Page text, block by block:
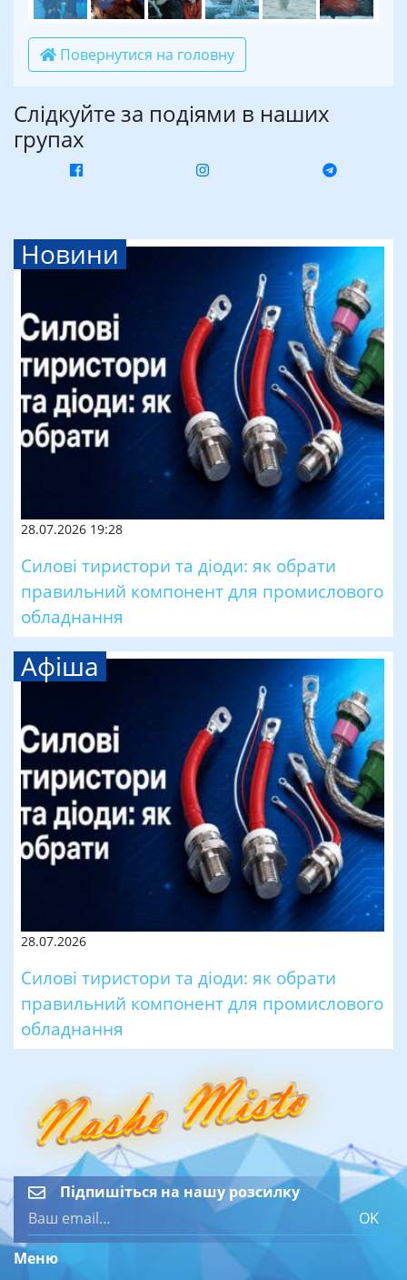
Повернутися на головну
Слідкуйте за подіями в наших
групах
Новини
28.07.2026 19:28
Силові тиристори та діоди: як обрати
правильний компонент для промислового
обладнання
Афіша
28.07.2026
Силові тиристори та діоди: як обрати
правильний компонент для промислового
обладнання
Підпишіться на нашу розсилку
OK
Меню